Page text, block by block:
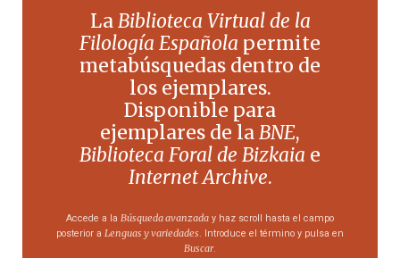
LaBiblioteca Virtual de la
Filología Española permite
metabúsquedas dentro de
los ejemplares.
Disponible para
ejemplares de laBNE,
Biblioteca Foral de Bizkaia e
Internet Archive.
Accede a la Búsqueda avanzada y haz scroll hasta el campo
posterior a Lenguas y variedades . Introduce el término y pulsa en
Buscar.